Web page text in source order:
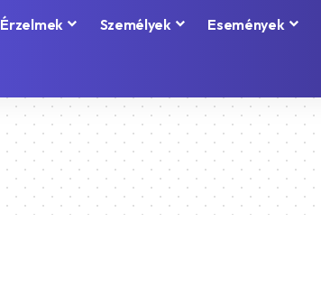
Érzelmek Személyek Események